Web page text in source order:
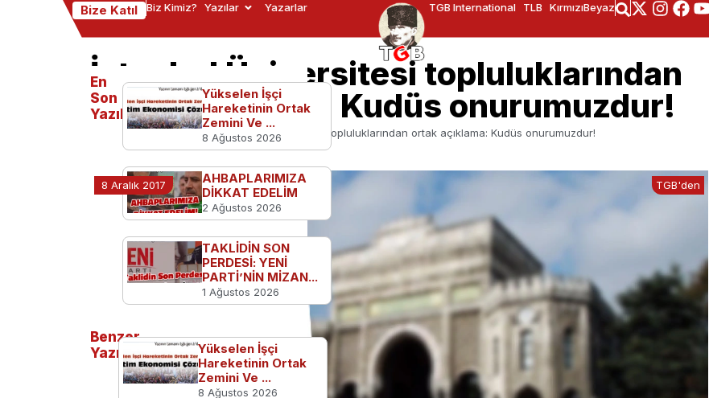
Bize Katıl Biz Kimiz? Yazılar Yazarlar TGB International TLB KırmızıBeyaz
İstanbul Üniversitesi topluluklarından
ortak açıklama: Kudüs onurumuzdur!
Ana Sayfa TGB'den İstanbul Üniversitesi topluluklarından ortak açıklama: Kudüs onurumuzdur!
8 Aralık 2017 TGB'den
En
Son
Yazılanlar
Yükselen İşçi
Hareketinin Ortak
Zemini Ve ...
8 Ağustos 2026
AHBAPLARIMIZA
DİKKAT EDELİM
2 Ağustos 2026
TAKLİDİN SON
PERDESİ: YENİ
PARTİ’NİN MİZAN...
1 Ağustos 2026
Benzer
Yazılar
Yükselen İşçi
Hareketinin Ortak
Zemini Ve ...
8 Ağustos 2026